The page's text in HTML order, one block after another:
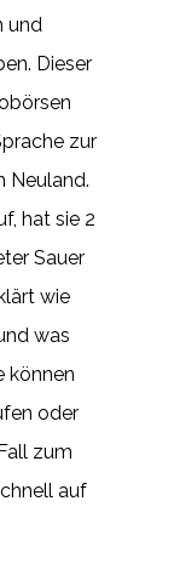
und
Dieser
zur
Neuland.
hat sie 2
Sauer
wie
was
können
oder
zum
auf